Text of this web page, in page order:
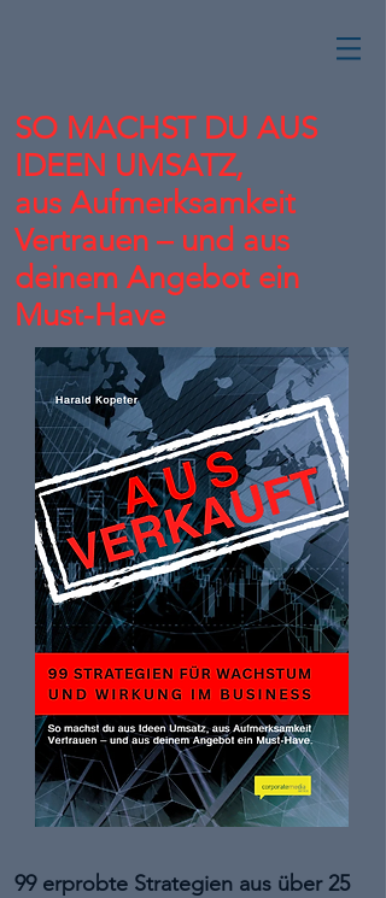
SO MACHST DU AUS
IDEEN UMSATZ,
aus Aufmerksamkeit
Vertrauen – und aus
deinem Angebot ein
Must-Have
99 erprobte Strategien aus über 25